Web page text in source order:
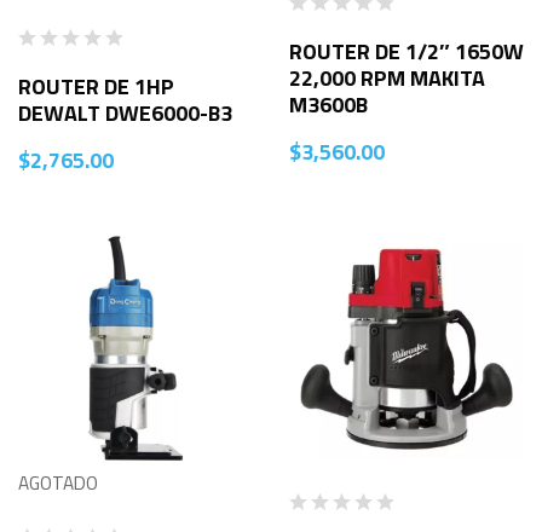
ROUTER DE 1HP
DEWALT DWE6000-B3
$2,765.00
ROUTER DE 1/2″ 1650W
22,000 RPM MAKITA
M3600B
$3,560.00
AGOTADO